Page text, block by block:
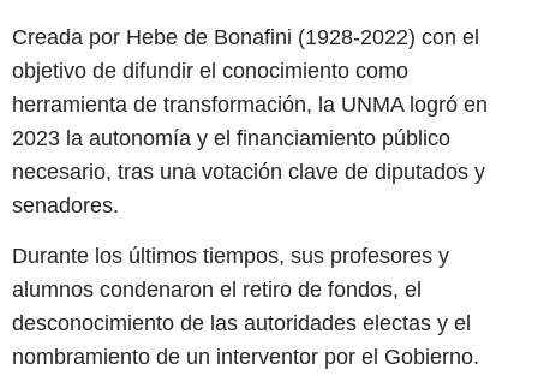
Creada por Hebe de Bonafini (1928-2022) con el
objetivo de difundir el conocimiento como
herramienta de transformación, la UNMA logró en
2023 la autonomía y el financiamiento público
necesario, tras una votación clave de diputados y
senadores.
Durante los últimos tiempos, sus profesores y
alumnos condenaron el retiro de fondos, el
desconocimiento de las autoridades electas y el
nombramiento de un interventor por el Gobierno.